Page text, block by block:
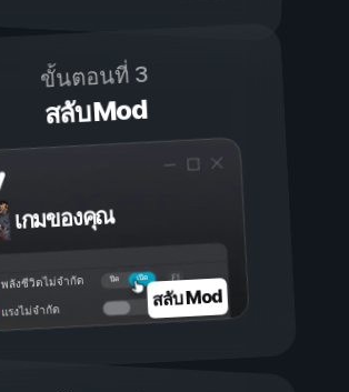
ขั้นตอนที่ 3
สลับ Mod
เกมของคุณ
เปิด
ปิด
พลังชีวิตไม่จำกัด
แรงไม่จำกัด สลับ Mod